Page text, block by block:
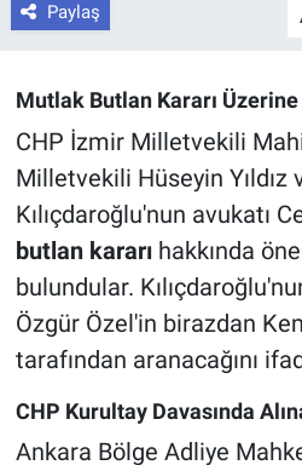
Paylaş
Mutlak Butlan Kararı
CHP İzmir Milletvekili
Milletvekili Hüseyin Yıldız
Kılıçdaroğlu'nun avukatı
butlan kararıhakkında
bulundular.
Özgür Özel'in birazdan
tarafından aranacağını
CHP Kurultay Davasında
Ankara Bölge Adliye